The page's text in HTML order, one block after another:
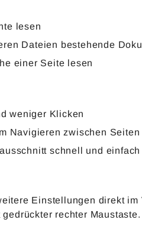
lesen
Dateien bestehende
einer Seite lesen
weniger Klicken
Navigieren zwischen
schnell und
Einstellungen direkt im
rechter Maustaste.